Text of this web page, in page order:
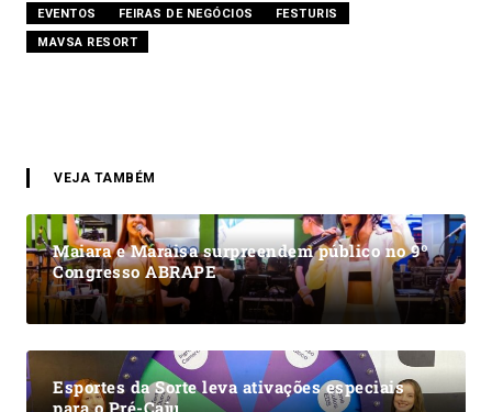
EVENTOS FEIRAS DE NEGÓCIOS
FESTURIS
MAVSA RESORT
VEJA TAMBÉM
Maiara e Maraisa surpreendem público no 9º
Congresso ABRAPE
Esportes da Sorte leva ativações especiais